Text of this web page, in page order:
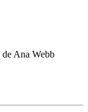
Ana Webb